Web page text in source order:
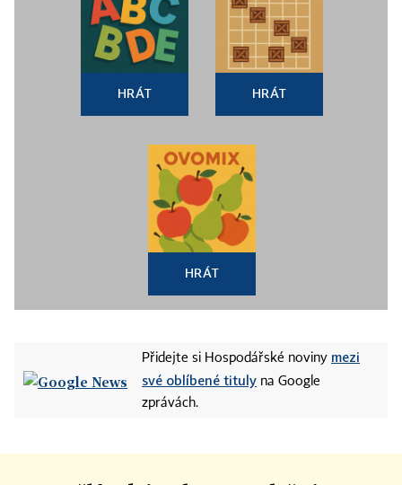
HRÁT HRÁT
HRÁT
Přidejte si Hospodářské noviny mezi
své oblíbené tituly na Google
zprávách.